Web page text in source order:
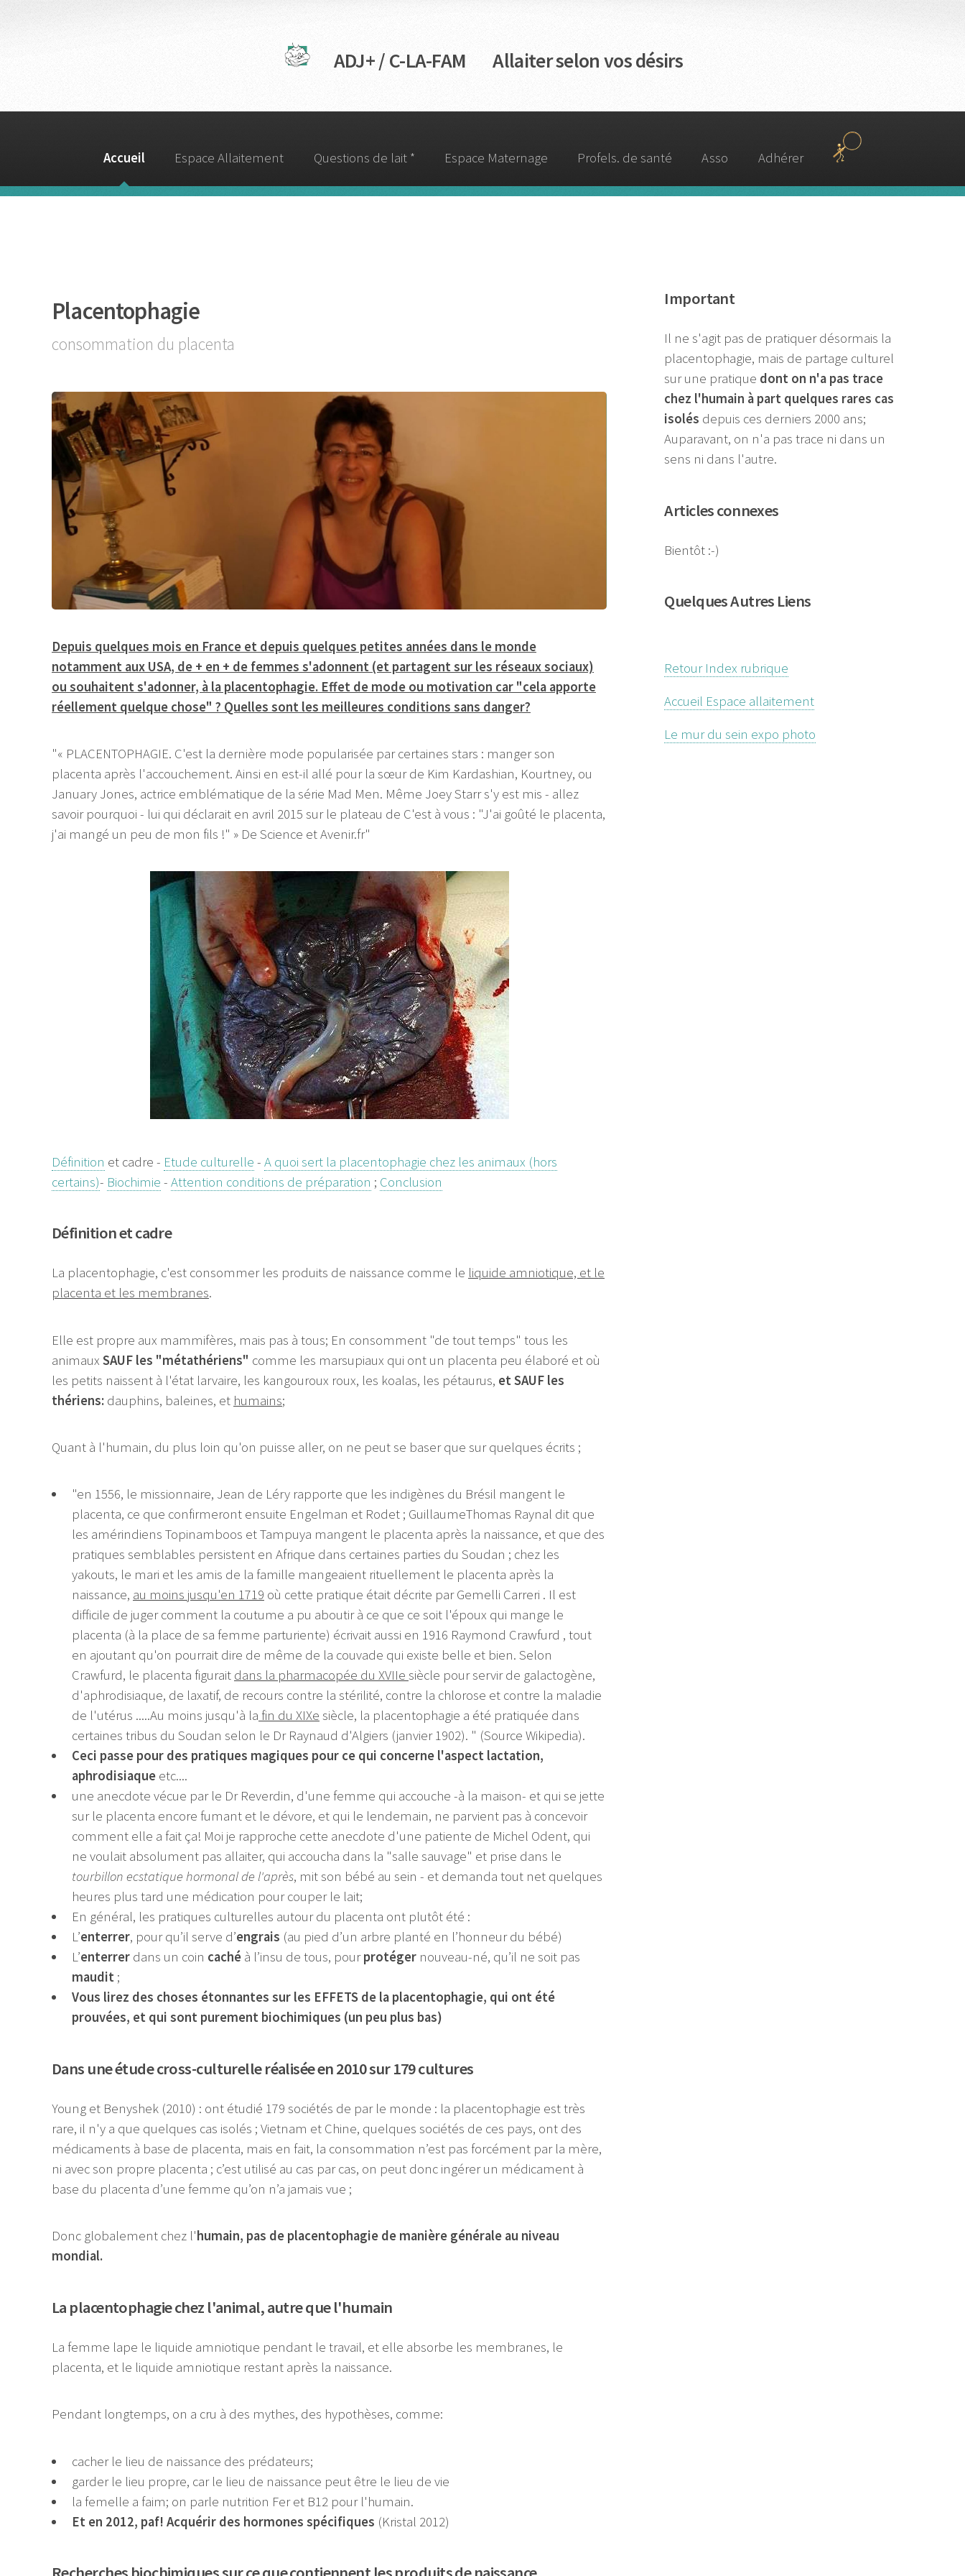
ADJ+ / C-LA-FAM Allaiter selon vos désirs
Accueil Espace Allaitement Questions de lait * Espace Maternage Profels. de santé Asso Adhérer
Placentophagie
consommation du placenta
Depuis quelques mois en France et depuis quelques petites années dans le monde
notamment aux USA, de + en + de femmes s'adonnent (et partagent sur les réseaux sociaux)
ou souhaitent s'adonner, à la placentophagie. Effet de mode ou motivation car "cela apporte
réellement quelque chose" ? Quelles sont les meilleures conditions sans danger?
"« PLACENTOPHAGIE. C'est la dernière mode popularisée par certaines stars : manger son
placenta après l'accouchement. Ainsi en est-il allé pour la sœur de Kim Kardashian, Kourtney, ou
January Jones, actrice emblématique de la série Mad Men. Même Joey Starr s'y est mis - allez
savoir pourquoi - lui qui déclarait en avril 2015 sur le plateau de C'est à vous : "J'ai goûté le placenta,
j'ai mangé un peu de mon fils !" » De Science et Avenir.fr"
Définition et cadre - Etude culturelle - A quoi sert la placentophagie chez les animaux (hors
certains)- Biochimie - Attention conditions de préparation ; Conclusion
Définition et cadre
La placentophagie, c'est consommer les produits de naissance comme le liquide amniotique, et le
placenta et les membranes.
Elle est propre aux mammifères, mais pas à tous; En consomment "de tout temps" tous les
animaux SAUF les "métathériens" comme les marsupiaux qui ont un placenta peu élaboré et où
les petits naissent à l'état larvaire, les kangouroux roux, les koalas, les pétaurus, et SAUF les
thériens: dauphins, baleines, et humains;
Quant à l'humain, du plus loin qu'on puisse aller, on ne peut se baser que sur quelques écrits ;
"en 1556, le missionnaire, Jean de Léry rapporte que les indigènes du Brésil mangent le
placenta, ce que confirmeront ensuite Engelman et Rodet ; GuillaumeThomas Raynal dit que
les amérindiens Topinamboos et Tampuya mangent le placenta après la naissance, et que des
pratiques semblables persistent en Afrique dans certaines parties du Soudan ; chez les
yakouts, le mari et les amis de la famille mangeaient rituellement le placenta après la
naissance, au moins jusqu'en 1719 où cette pratique était décrite par Gemelli Carreri . Il est
difficile de juger comment la coutume a pu aboutir à ce que ce soit l'époux qui mange le
placenta (à la place de sa femme parturiente) écrivait aussi en 1916 Raymond Crawfurd , tout
en ajoutant qu'on pourrait dire de même de la couvade qui existe belle et bien. Selon
Crawfurd, le placenta figurait dans la pharmacopée du XVIIe siècle pour servir de galactogène,
d'aphrodisiaque, de laxatif, de recours contre la stérilité, contre la chlorose et contre la maladie
de l'utérus .....Au moins jusqu'à la fin du XIXe siècle, la placentophagie a été pratiquée dans
certaines tribus du Soudan selon le Dr Raynaud d'Algiers (janvier 1902). " (Source Wikipedia).
Ceci passe pour des pratiques magiques pour ce qui concerne l'aspect lactation,
aphrodisiaqueetc....
une anecdote vécue par le Dr Reverdin, d'une femme qui accouche -à la maison- et qui se jette
sur le placenta encore fumant et le dévore, et qui le lendemain, ne parvient pas à concevoir
comment elle a fait ça! Moi je rapproche cette anecdote d'une patiente de Michel Odent, qui
ne voulait absolument pas allaiter, qui accoucha dans la "salle sauvage" et prise dans le
tourbillon ecstatique hormonal de l'après, mit son bébé au sein - et demanda tout net quelques
heures plus tard une médication pour couper le lait;
En général, les pratiques culturelles autour du placenta ont plutôt été :
L’enterrer, pour qu’il serve d’engrais (au pied d’un arbre planté en l’honneur du bébé)
L’enterrerdans un coin cachéà l’insu de tous, pourprotégernouveau-né, qu’il ne soit pas
maudit;
Vous lirez des choses étonnantes sur les EFFETS de la placentophagie, qui ont été
prouvées, et qui sont purement biochimiques (un peu plus bas)
Dans une étude cross-culturelle réalisée en 2010 sur 179 cultures
Young et Benyshek (2010) : ont étudié 179 sociétés de par le monde : la placentophagie est très
rare, il n'y a que quelques cas isolés ; Vietnam et Chine, quelques sociétés de ces pays, ont des
médicaments à base de placenta, mais en fait, la consommation n’est pas forcément par la mère,
ni avec son propre placenta ; c’est utilisé au cas par cas, on peut donc ingérer un médicament à
base du placenta d’une femme qu’on n’a jamais vue ;
Donc globalement chez l'humain, pas de placentophagie de manière générale au niveau
mondial.
La placentophagie chez l'animal, autre que l'humain
La femme lape le liquide amniotique pendant le travail, et elle absorbe les membranes, le
placenta, et le liquide amniotique restant après la naissance.
Pendant longtemps, on a cru à des mythes, des hypothèses, comme:
cacher le lieu de naissance des prédateurs;
garder le lieu propre, car le lieu de naissance peut être le lieu de vie
la femelle a faim; on parle nutrition Fer et B12 pour l'humain.
Et en 2012, paf! Acquérir des hormones spécifiques (Kristal 2012)
Important
Il ne s'agit pas de pratiquer désormais la
placentophagie, mais de partage culturel
sur une pratique dont on n'a pas trace
chez l'humain à part quelques rares cas
isolés depuis ces derniers 2000 ans;
Auparavant, on n'a pas trace ni dans un
sens ni dans l'autre.
Articles connexes
Bientôt :-)
Quelques Autres Liens
Retour Index rubrique
Accueil Espace allaitement
Le mur du sein expo photo